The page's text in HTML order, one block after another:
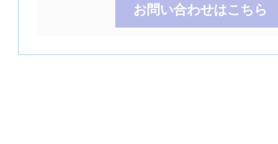
お問い合わせはこちら